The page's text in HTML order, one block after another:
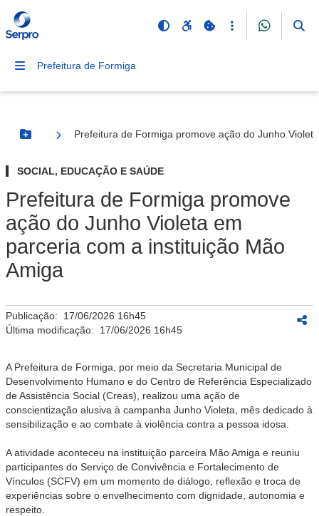
Prefeitura de Formiga
Botão Menu
Prefeitura de Formiga promove ação do Junho
SOCIAL, EDUCAÇÃO E SAÚDE
Prefeitura de Formiga promove
ação do Junho Violeta em
parceria com a instituição Mão
Amiga
Publicação: 17/06/2026 16h45
Última modificação: 17/06/2026 16h45
A Prefeitura de Formiga, por meio da Secretaria Municipal de
Desenvolvimento Humano e do Centro de Referência Especializado
de Assistência Social (Creas), realizou uma ação de
conscientização alusiva à campanha Junho Violeta, mês dedicado à
sensibilização e ao combate à violência contra a pessoa idosa.
A atividade aconteceu na instituição parceira Mão Amiga e reuniu
participantes do Serviço de Convivência e Fortalecimento de
Vínculos (SCFV) em um momento de diálogo, reflexão e troca de
experiências sobre o envelhecimento com dignidade, autonomia e
respeito.